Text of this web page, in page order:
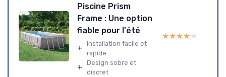
Piscine Prism
Frame : Une option
fiable pour l'été
+ Installation facile et
rapide
+ Design sobre et
discret
★★★★★
★★★★★